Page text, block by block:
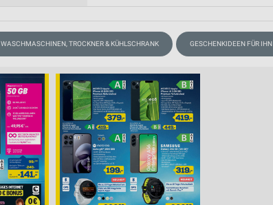
WASCHMASCHINEN, TROCKNER & KÜHLSCHRANK GESCHENKIDEEN FÜR IHN